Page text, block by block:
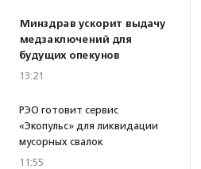
Минздрав ускорит выдачу
медзаключений для
будущих опекунов
13:21
РЭО готовит сервис
«Экопульс» для ликвидации
мусорных свалок
11:55